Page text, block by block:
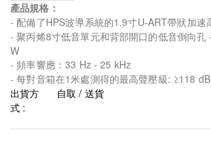
產品規格：
- 配備了HPS波導系統的1.9寸U-ART帶狀加速
- 聚丙烯8寸低音單元和背部開口的低音倒向孔
W
- 頻率響應：33 Hz - 25 kHz
- 每對音箱在1米處測得的最高聲壓級: ≥118 dB
出貨方
式 :
自取 / 送貨